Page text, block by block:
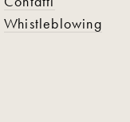
Whistleblowing